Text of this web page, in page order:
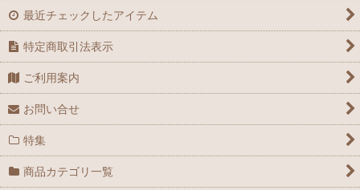
69巻（2023年）
68巻（2022年）
66巻（2020年）
最近チェックしたアイテム
特定商取引法表示
ご利用案内
お問い合せ
特集
商品カテゴリ一覧